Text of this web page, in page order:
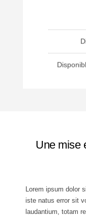
Une mise
Lorem ipsum dolor
iste natus error sit
laudantium, totam